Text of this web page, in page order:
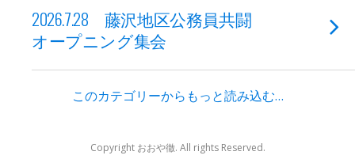
2026.7.28 藤沢地区公務員共闘
オープニング集会
このカテゴリーからもっと読み込む…
Copyright おおや徹. All rights Reserved.